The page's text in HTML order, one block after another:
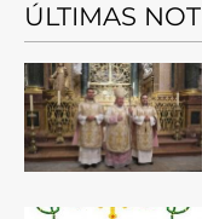
ÚLTIMAS